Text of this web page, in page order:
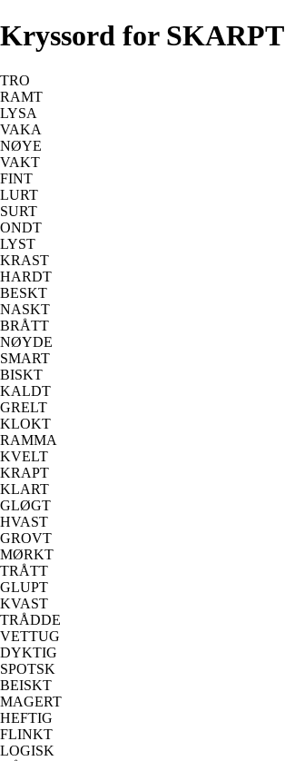
Kryssord for SKARPT
TRO
RAMT
LYSA
VAKA
NØYE
VAKT
FINT
LURT
SURT
ONDT
LYST
KRAST
HARDT
BESKT
NASKT
BRÅTT
NØYDE
SMART
BISKT
KALDT
GRELT
KLOKT
RAMMA
KVELT
KRAPT
KLART
GLØGT
HVAST
GROVT
MØRKT
TRÅTT
GLUPT
KVAST
TRÅDDE
VETTUG
DYKTIG
SPOTSK
BEISKT
MAGERT
HEFTIG
FLINKT
LOGISK